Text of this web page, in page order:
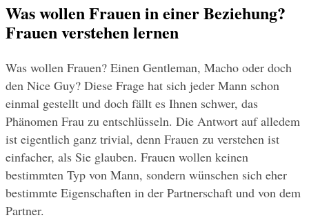
Was wollen Frauen in einer Beziehung?
Frauen verstehen lernen
Was wollen Frauen? Einen Gentleman, Macho oder doch
den Nice Guy? Diese Frage hat sich jeder Mann schon
einmal gestellt und doch fällt es Ihnen schwer, das
Phänomen Frau zu entschlüsseln. Die Antwort auf alledem
ist eigentlich ganz trivial, denn Frauen zu verstehen ist
einfacher, als Sie glauben. Frauen wollen keinen
bestimmten Typ von Mann, sondern wünschen sich eher
bestimmte Eigenschaften in der Partnerschaft und von dem
Partner.